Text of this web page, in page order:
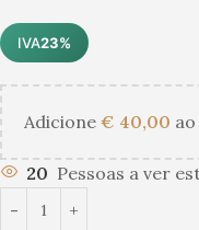
IVA23%
Adicione € 40,00
20 Pessoas a ver